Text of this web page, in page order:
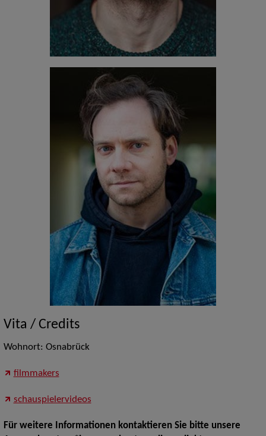
Vita / Credits
Wohnort: Osnabrück
filmmakers
schauspielervideos
Für weitere Informationen kontaktieren Sie bitte unsere